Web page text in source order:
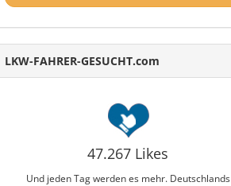
LKW-FAHRER-GESUCHT.com
47.267 Likes
Und jeden Tag werden es mehr. Deutschlands